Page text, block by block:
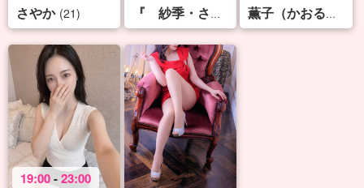
さやか (21) 『 紗季・さき 』♡S (22) 薫子（かおるこ）♡X-rank
19:00-23:00